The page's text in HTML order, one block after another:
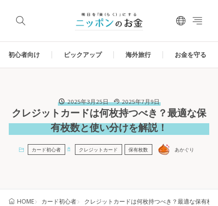
初心者向け ピックアップ 海外旅行 お金を守る
2025年3月25日 2025年7月9日
クレジットカードは何枚持つべき？最適な保
有枚数と使い分けを解説！
カード初心者 クレジットカード 保有枚数 あかぐり
HOME カード初心者 クレジットカードは何枚持つべき？最適な保有枚